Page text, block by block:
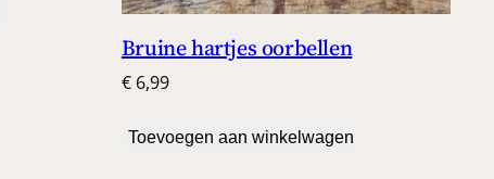
Bruine hartjes oorbellen
€6,99
Toevoegen aan winkelwagen